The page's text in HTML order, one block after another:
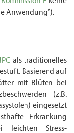
Anwendung”).
als traditionelles
Basierend auf
mit Blüten bei
(z.B.
eingesetzt
Er­krankung
leichten Stress­